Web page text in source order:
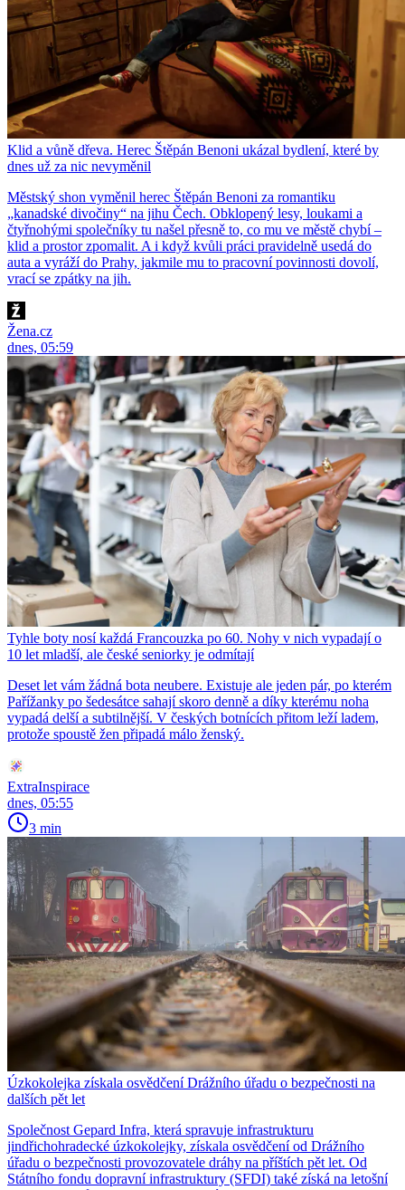
Klid a vůně dřeva. Herec Štěpán Benoni ukázal bydlení, které by
dnes už za nic nevyměnil
Městský shon vyměnil herec Štěpán Benoni za romantiku
„kanadské divočiny“ na jihu Čech. Obklopený lesy, loukami a
čtyřnohými společníky tu našel přesně to, co mu ve městě chybí –
klid a prostor zpomalit. A i když kvůli práci pravidelně usedá do
auta a vyráží do Prahy, jakmile mu to pracovní povinnosti dovolí,
vrací se zpátky na jih.
Žena.cz
dnes, 05:59
Tyhle boty nosí každá Francouzka po 60. Nohy v nich vypadají o
10 let mladší, ale české seniorky je odmítají
Deset let vám žádná bota neubere. Existuje ale jeden pár, po kterém
Pařížanky po šedesátce sahají skoro denně a díky kterému noha
vypadá delší a subtilnější. V českých botnících přitom leží ladem,
protože spoustě žen připadá málo ženský.
ExtraInspirace
dnes, 05:55
3 min
Úzkokolejka získala osvědčení Drážního úřadu o bezpečnosti na
dalších pět let
Společnost Gepard Infra, která spravuje infrastrukturu
jindřichohradecké úzkokolejky, získala osvědčení od Drážního
úřadu o bezpečnosti provozovatele dráhy na příštích pět let. Od
Státního fondu dopravní infrastruktury (SFDI) také získá na letošní